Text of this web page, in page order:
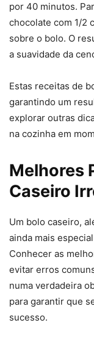
por 40 minutos.
chocolate com 1/2
sobre o bolo. O
a suavidade da
Estas receitas de
garantindo um
explorar outras
na cozinha em
Melhores
Caseiro
Um bolo caseiro,
ainda mais
Conhecer as
evitar erros
numa verdadeira
para garantir que
sucesso.